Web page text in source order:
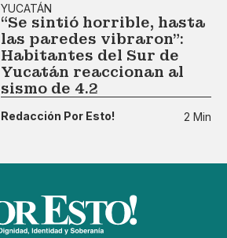
YUCATÁN
“Se sintió horrible, hasta
las paredes vibraron”:
Habitantes del Sur de
Yucatán reaccionan al
sismo de 4.2
Redacción Por Esto! 2 Min